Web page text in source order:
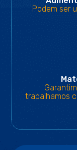
Podem ser
trabalhamos